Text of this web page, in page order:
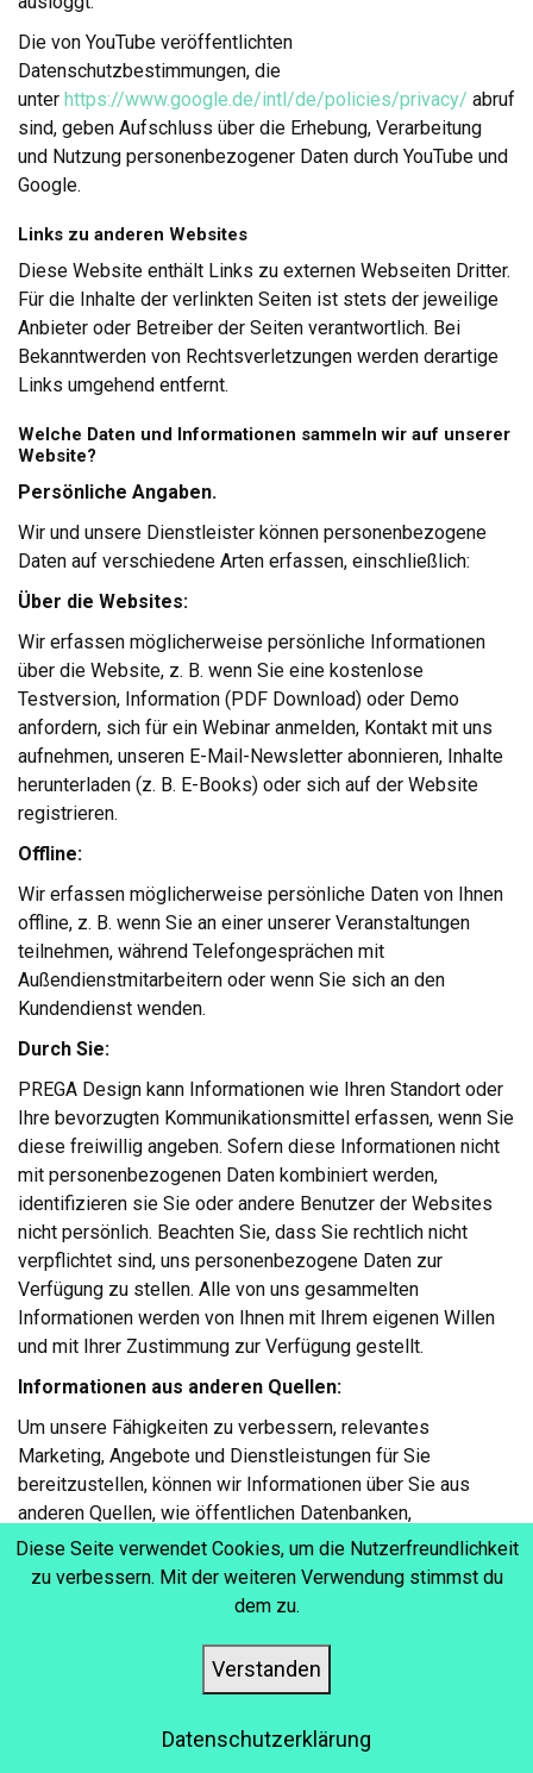
Die von YouTube veröffentlichten
Datenschutzbestimmungen, die
unter https://www.google.de/intl/de/policies/privacy/
sind, geben Aufschluss über die Erhebung, Verarbeitung
und Nutzung personenbezogener Daten durch YouTube und
Google.
Links zu anderen Websites
Diese Website enthält Links zu externen Webseiten Dritter.
Für die Inhalte der verlinkten Seiten ist stets der jeweilige
Anbieter oder Betreiber der Seiten verantwortlich. Bei
Bekanntwerden von Rechtsverletzungen werden derartige
Links umgehend entfernt.
Welche Daten und Informationen sammeln wir auf unserer
Website?
Persönliche Angaben.
Wir und unsere Dienstleister können personenbezogene
Daten auf verschiedene Arten erfassen, einschließlich:
Über die Websites:
Wir erfassen möglicherweise persönliche Informationen
über die Website, z. B. wenn Sie eine kostenlose
Testversion, Information (PDF Download) oder Demo
anfordern, sich für ein Webinar anmelden, Kontakt mit uns
aufnehmen, unseren E-Mail-Newsletter abonnieren, Inhalte
herunterladen (z. B. E-Books) oder sich auf der Website
registrieren.
Offline:
Wir erfassen möglicherweise persönliche Daten von Ihnen
offline, z. B. wenn Sie an einer unserer Veranstaltungen
teilnehmen, während Telefongesprächen mit
Außendienstmitarbeitern oder wenn Sie sich an den
Kundendienst wenden.
Durch Sie:
PREGA Design kann Informationen wie Ihren Standort oder
Ihre bevorzugten Kommunikationsmittel erfassen, wenn Sie
diese freiwillig angeben. Sofern diese Informationen nicht
mit personenbezogenen Daten kombiniert werden,
identifizieren sie Sie oder andere Benutzer der Websites
nicht persönlich. Beachten Sie, dass Sie rechtlich nicht
verpflichtet sind, uns personenbezogene Daten zur
Verfügung zu stellen. Alle von uns gesammelten
Informationen werden von Ihnen mit Ihrem eigenen Willen
und mit Ihrer Zustimmung zur Verfügung gestellt.
Informationen aus anderen Quellen:
Um unsere Fähigkeiten zu verbessern, relevantes
Marketing, Angebote und Dienstleistungen für Sie
bereitzustellen, können wir Informationen über Sie aus
anderen Quellen, wie öffentlichen Datenbanken,
gemeinsamen Marketing-Ppartnern, sozialen
Medienplattformen, sowie von andere Dritten sammeln.
Andere Informationen. Wir und unsere Service-Partner
können andere Informationen auf verschiedene Arten
sammeln, einschließlich:
Bestimmte Informationen werden von den meisten
Diese Seite verwendet Cookies, um die Nutzerfreundlichkeit
zu verbessern. Mit der weiteren Verwendung stimmst du
dem zu.
Verstanden
Datenschutzerklärung